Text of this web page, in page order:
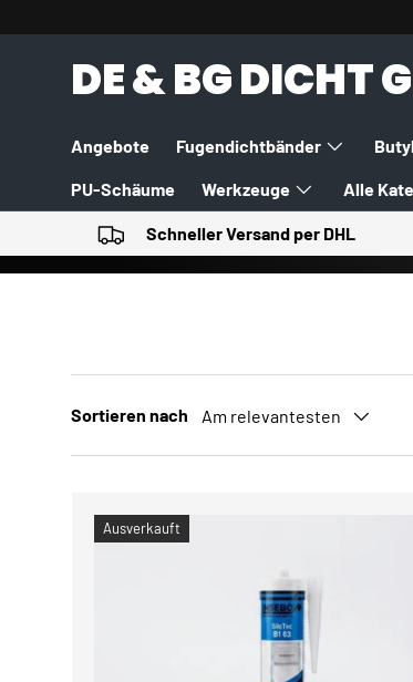
DIREKT ZUM INHALT
DE & BG DICHT
Angebote Fugendichtbänder Butyl
PU-Schäume Werkzeuge Alle
Schneller Versand per DHL
Sortieren nach Am relevantesten
Ausverkauft